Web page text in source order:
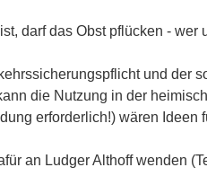
darf das Obst pflücken -
und
die Nutzung in der
erforderlich!) wären
an Ludger Althoff wenden